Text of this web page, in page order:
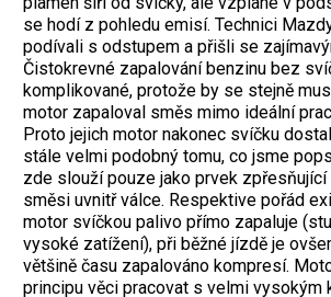
se hodí z pohledu emisí. Technici
podívali s odstupem a přišli se
Čistokrevné zapalování benzinu bez
komplikované, protože by se stejně
motor zapaloval směs mimo ideální
Proto jejich motor nakonec svíčku
stále velmi podobný tomu, co jsme
zde slouží pouze jako prvek
směsi uvnitř válce. Respektive pořád
motor svíčkou palivo přímo zapaluje
vysoké zatížení), při běžné jízdě je
většině času zapalováno kompresí.
principu věci pracovat s velmi vysokým